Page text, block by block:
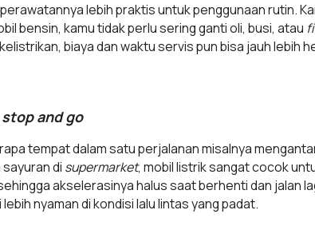
lebih praktis untuk penggunaan rutin.
bensin, kamu tidak perlu sering ganti oli, busi, atau
biaya dan waktu servis pun bisa jauh lebih
stop and go
tempat dalam satu perjalanan misalnya
sayuran di supermarket, mobil listrik sangat cocok
akselerasinya halus saat berhenti dan jalan
nyaman di kondisi lalu lintas yang padat.